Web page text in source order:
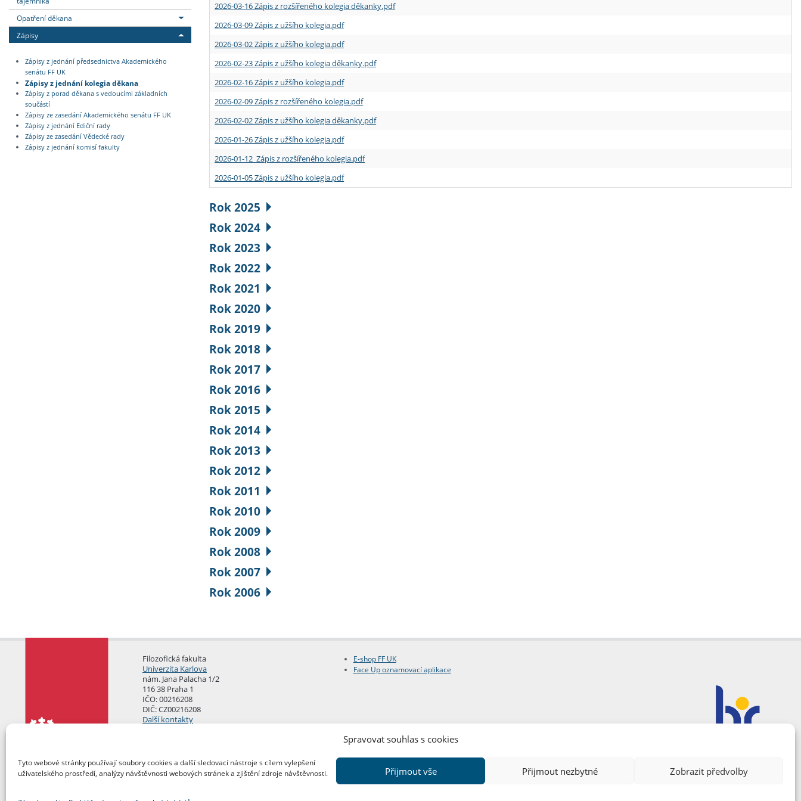
Spravovat souhlas s cookies
Tyto webové stránky používají soubory cookies a další sledovací nástroje s cílem vylepšení
uživatelského prostředí, analýzy návštěvnosti webových stránek a zjištění zdroje návštěvnosti.
Přijmout vše Přijmout nezbytné Zobrazit předvolby
Opatření děkana
Zápisy
Zápisy z jednání předsednictva Akademického
senátu FF UK
Zápisy z jednání kolegia děkana
Zápisy z porad děkana s vedoucími základních
součástí
Zápisy ze zasedání Akademického senátu FF UK
Zápisy z jednání Ediční rady
Zápisy ze zasedání Vědecké rady
Zápisy z jednání komisí fakulty
2026-03-16 Zápis z rozšířeného kolegia děkanky.pdf
2026-03-09 Zápis z užšího kolegia.pdf
2026-03-02 Zápis z užšího kolegia.pdf
2026-02-23 Zápis z užšího kolegia děkanky.pdf
2026-02-16 Zápis z užšího kolegia.pdf
2026-02-09 Zápis z rozšířeného kolegia.pdf
2026-02-02 Zápis z užšího kolegia děkanky.pdf
2026-01-26 Zápis z užšího kolegia.pdf
2026-01-12 Zápis z rozšířeného kolegia.pdf
2026-01-05 Zápis z užšího kolegia.pdf
Rok 2025
Rok 2024
Rok 2023
Rok 2022
Rok 2021
Rok 2020
Rok 2019
Rok 2018
Rok 2017
Rok 2016
Rok 2015
Rok 2014
Rok 2013
Rok 2012
Rok 2011
Rok 2010
Rok 2009
Rok 2008
Rok 2007
Rok 2006
Filozofická fakulta
Univerzita Karlova
nám. Jana Palacha 1/2
116 38 Praha 1
IČO: 00216208
DIČ: CZ00216208
Další kontakty
E-shop FF UK
Face Up oznamovací aplikace